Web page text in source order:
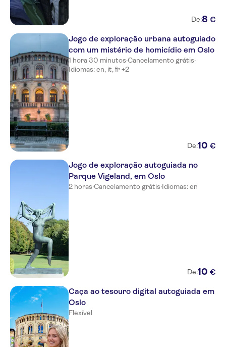
Clarion Collection Hotel Bastion
Citybox Oslo
Comfort Hotel Boersparken
Best Western West Hotel
Karl Johan Hotel
Clarion Collection Hotel Savoy
Hotel Verdandi Oslo
P-Hotels Oslo
Euro Sulitjelma Hotel
Scandic Victoria Oslo
K7 Hotel Oslo
Perminalen Hotel
Frogner House Skovveien
Thon Hotel Munch
Hotel Foenix
Smart Hotel
Scandic Solli
Thon Hotel Cecil
De:8 €
Jogo de exploração urbana autoguiado
com um mistério de homicídio em Oslo
1 hora 30 minutos·Cancelamento grátis·
Idiomas: en, it, fr +2
De:10 €
Jogo de exploração autoguiada no
Parque Vigeland, em Oslo
2 horas·Cancelamento grátis·Idiomas: en
De:10 €
Caça ao tesouro digital autoguiada em
Oslo
Flexível